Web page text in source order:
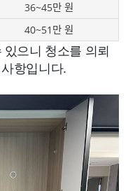
36~45만 원
40~51만 원
으니 청소를 의뢰
항입니다.